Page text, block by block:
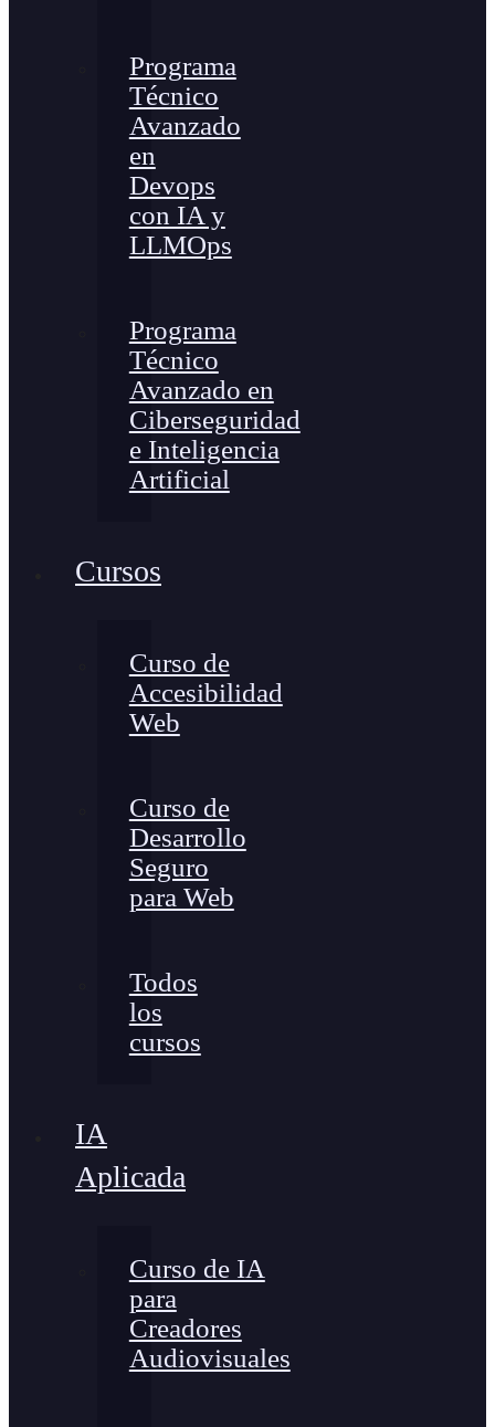
Programa
Técnico
Avanzado
en
Devops
con IA y
LLMOps
Programa
Técnico
Avanzado en
Ciberseguridad
e Inteligencia
Artificial
Cursos
Curso de
Accesibilidad
Web
Curso de
Desarrollo
Seguro
para Web
Todos
los
cursos
IA
Aplicada
Curso de IA
para
Creadores
Audiovisuales